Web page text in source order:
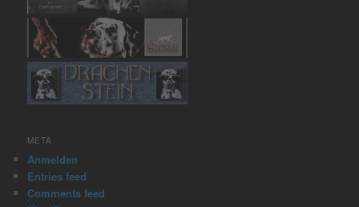
META
Anmelden
Entries feed
Comments feed